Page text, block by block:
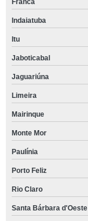
Franca
Indaiatuba
Itu
Jaboticabal
Jaguariúna
Limeira
Mairinque
Monte Mor
Paulínia
Porto Feliz
Rio Claro
Santa Bárbara d'Oeste